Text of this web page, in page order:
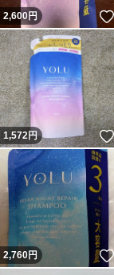
2,600円
1,572円
2,760円